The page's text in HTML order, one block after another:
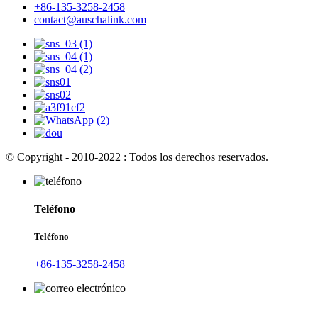
+86-135-3258-2458
contact@auschalink.com
© Copyright - 2010-2022 : Todos los derechos reservados.
Teléfono
Teléfono
+86-135-3258-2458